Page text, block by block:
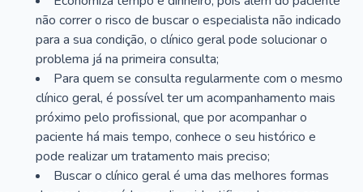
não correr o risco de buscar o especialista não indicado
para a sua condição, o clínico geral pode solucionar o
problema já na primeira consulta;
Para quem se consulta regularmente com o mesmo
clínico geral, é possível ter um acompanhamento mais
próximo pelo profissional, que por acompanhar o
paciente há mais tempo, conhece o seu histórico e
pode realizar um tratamento mais preciso;
Buscar o clínico geral é uma das melhores formas